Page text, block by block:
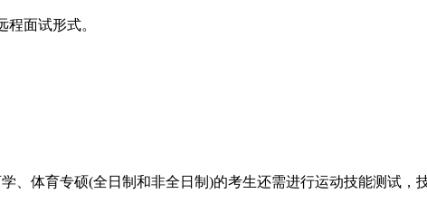
面试形式。
体育专硕(全日制和非全日制)的考生还需进行运动技能测试，